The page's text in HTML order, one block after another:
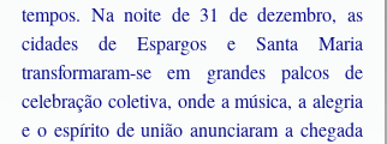
tempos. Na noite de 31 de dezembro, as
cidades de Espargos e Santa Maria
transformaram-se em grandes palcos de
celebração coletiva, onde a música, a alegria
e o espírito de união anunciaram a chegada